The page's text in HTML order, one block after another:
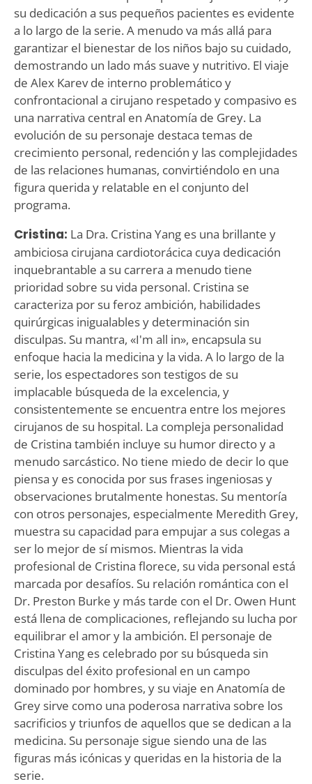
su dedicación a sus pequeños pacientes es evidente
a lo largo de la serie. A menudo va más allá para
garantizar el bienestar de los niños bajo su cuidado,
demostrando un lado más suave y nutritivo. El viaje
de Alex Karev de interno problemático y
confrontacional a cirujano respetado y compasivo es
una narrativa central en Anatomía de Grey. La
evolución de su personaje destaca temas de
crecimiento personal, redención y las complejidades
de las relaciones humanas, convirtiéndolo en una
figura querida y relatable en el conjunto del
programa.
Cristina: La Dra. Cristina Yang es una brillante y
ambiciosa cirujana cardiotorácica cuya dedicación
inquebrantable a su carrera a menudo tiene
prioridad sobre su vida personal. Cristina se
caracteriza por su feroz ambición, habilidades
quirúrgicas inigualables y determinación sin
disculpas. Su mantra, «I'm all in», encapsula su
enfoque hacia la medicina y la vida. A lo largo de la
serie, los espectadores son testigos de su
implacable búsqueda de la excelencia, y
consistentemente se encuentra entre los mejores
cirujanos de su hospital. La compleja personalidad
de Cristina también incluye su humor directo y a
menudo sarcástico. No tiene miedo de decir lo que
piensa y es conocida por sus frases ingeniosas y
observaciones brutalmente honestas. Su mentoría
con otros personajes, especialmente Meredith Grey,
muestra su capacidad para empujar a sus colegas a
ser lo mejor de sí mismos. Mientras la vida
profesional de Cristina florece, su vida personal está
marcada por desafíos. Su relación romántica con el
Dr. Preston Burke y más tarde con el Dr. Owen Hunt
está llena de complicaciones, reflejando su lucha por
equilibrar el amor y la ambición. El personaje de
Cristina Yang es celebrado por su búsqueda sin
disculpas del éxito profesional en un campo
dominado por hombres, y su viaje en Anatomía de
Grey sirve como una poderosa narrativa sobre los
sacrificios y triunfos de aquellos que se dedican a la
medicina. Su personaje sigue siendo una de las
figuras más icónicas y queridas en la historia de la
serie.